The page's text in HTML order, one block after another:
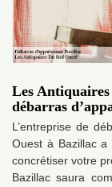
Les
débarras
L’entreprise de
Ouest à Bazillac
concrétiser votre
Bazillac saura